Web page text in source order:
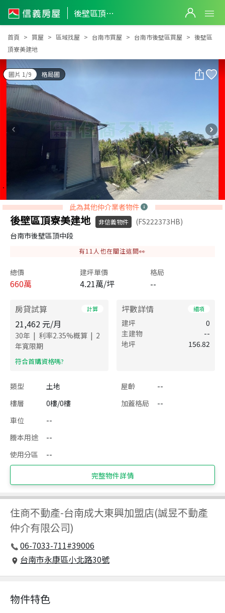
後壁區頂寮美建地
後壁區頂寮美建地
首頁 買屋 區域找屋 台南市買屋 台南市後壁區買屋
後壁區
頂寮美建地
圖片 1/9 格局圖
此為其他仲介業者物件
後壁區頂寮美建地 非信義物件
(FS222373HB)
台南市後壁區頂中段
有11 人也在關注這間👀
總價
660萬
建坪單價
4.21萬/坪
格局
--
房貸試算 計算
21,462 元/月
30年 | 利率2.35%概算 | 2
年寬限期
​符合首購資格嗎?
坪數詳情 細項
建坪
0
主建物
--
地坪
156.82
類型 土地 屋齡
--
樓層
0樓/0樓 加蓋格局
--
車位
--
謄本用途
--
使用分區
--
完整物件詳情
住商不動產-台南成大東興加盟店(誠昱不動產
仲介有限公司)
06-7033-711#39006
台南市永康區小北路30號
物件特色